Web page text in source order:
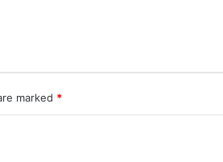
marked *